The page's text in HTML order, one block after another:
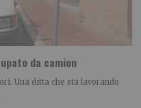
da camion
Una ditta che sta lavorando